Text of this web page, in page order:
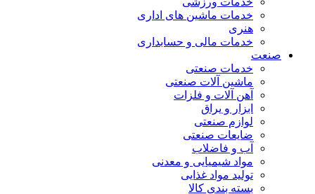
خدمات ماشین های اداری
هنری
خدمات مالی و حسابداری
صنعت
خدمات صنعتی
ماشین آلات صنعتی
آهن آلات و فلزات
ابزار و یراق
لوازم صنعتی
ضایعات صنعتی
آب و فاضلاب
مواد شیمیایی و معدنی
تولید مواد غذایی
بسته بندی کالا